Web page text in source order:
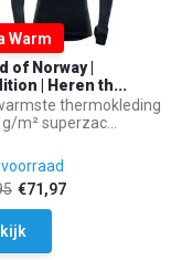
Warm
of Norway |
| Heren th...
thermokleding
m² superzac...
€71,97